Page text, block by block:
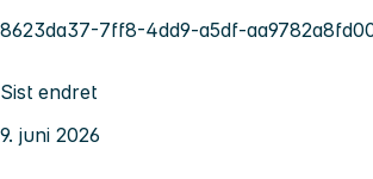
8623da37-7ff8-4dd9-a5df-
Sist endret
9. juni 2026